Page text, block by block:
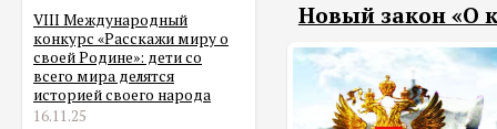
VIII Международный
конкурс «Расскажи миру о
своей Родине»: дети со
всего мира делятся
историей своего народа
16.11.25
Новый закон «О